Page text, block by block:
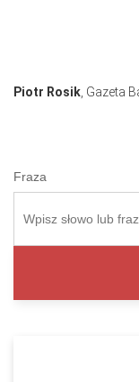
Piotr Rosik , Gazeta
Fraza